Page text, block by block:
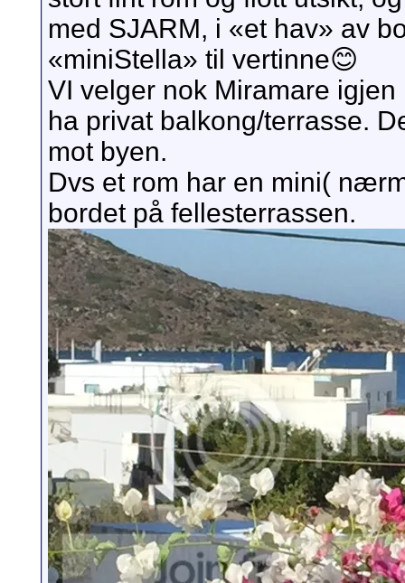
med SJARM, i «et hav» av
«miniStella» til vertinne😊
VI velger nok Miramare
ha privat balkong/terrasse.
mot byen.
Dvs et rom har en mini(
bordet på fellesterrassen.